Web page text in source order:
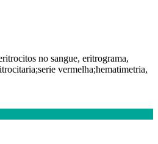
no sangue, eritrograma,
vermelha;hematimetria,